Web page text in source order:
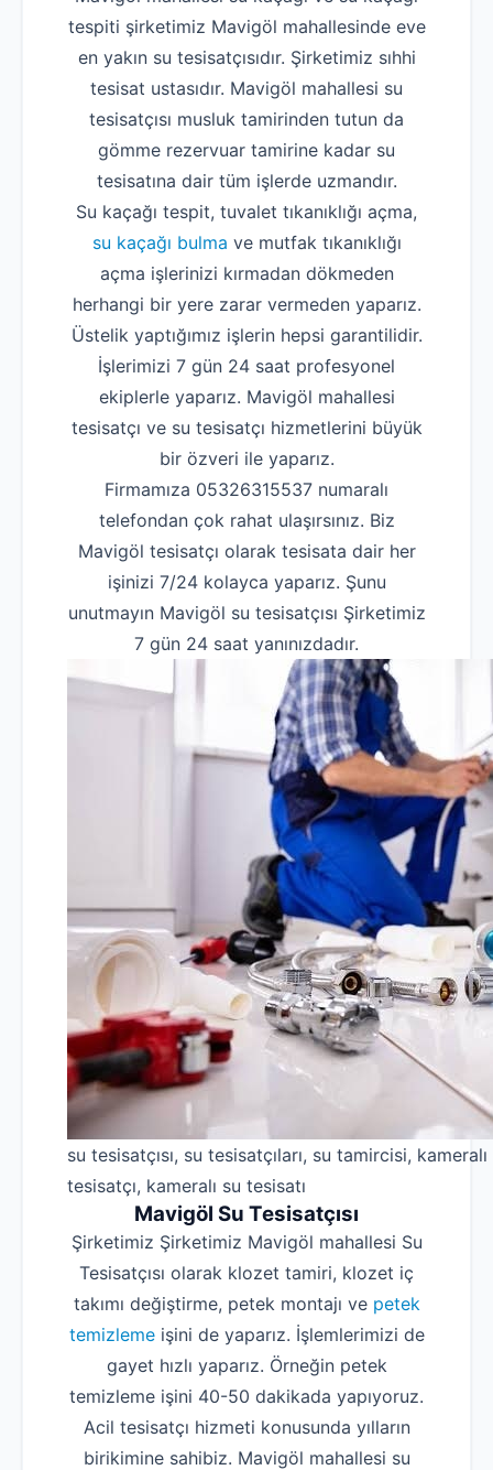
tespiti şirketimiz Mavigöl mahallesinde eve
en yakın su tesisatçısıdır. Şirketimiz sıhhi
tesisat ustasıdır. Mavigöl mahallesi su
tesisatçısı musluk tamirinden tutun da
gömme rezervuar tamirine kadar su
tesisatına dair tüm işlerde uzmandır.
Su kaçağı tespit, tuvalet tıkanıklığı açma,
su kaçağı bulma ve mutfak tıkanıklığı
açma işlerinizi kırmadan dökmeden
herhangi bir yere zarar vermeden yaparız.
Üstelik yaptığımız işlerin hepsi garantilidir.
İşlerimizi 7 gün 24 saat profesyonel
ekiplerle yaparız. Mavigöl mahallesi
tesisatçı ve su tesisatçı hizmetlerini büyük
bir özveri ile yaparız.
Firmamıza 05326315537 numaralı
telefondan çok rahat ulaşırsınız. Biz
Mavigöl tesisatçı olarak tesisata dair her
işinizi 7/24 kolayca yaparız. Şunu
unutmayın Mavigöl su tesisatçısı Şirketimiz
7 gün 24 saat yanınızdadır.
su tesisatçısı, su tesisatçıları, su tamircisi,
tesisatçı, kameralı su tesisatı
Mavigöl Su Tesisatçısı
Şirketimiz Şirketimiz Mavigöl mahallesi Su
Tesisatçısı olarak klozet tamiri, klozet iç
takımı değiştirme, petek montajı ve petek
temizlemeişini de yaparız. İşlemlerimizi de
gayet hızlı yaparız. Örneğin petek
temizleme işini 40-50 dakikada yapıyoruz.
Acil tesisatçı hizmeti konusunda yılların
birikimine sahibiz. Mavigöl mahallesi su